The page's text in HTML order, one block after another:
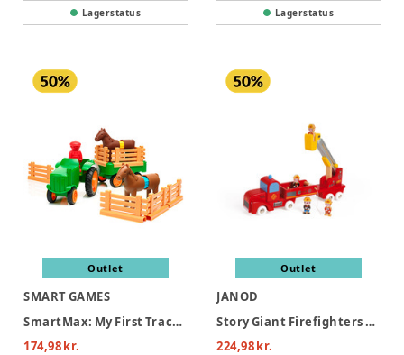
Lagerstatus Lagerstatus
Outlet
SMART GAMES
SmartMax: My First Tractor 3 (Nordic)
174,98 kr.
Outlet
JANOD
Story Giant Firefighters Truck
224,98 kr.